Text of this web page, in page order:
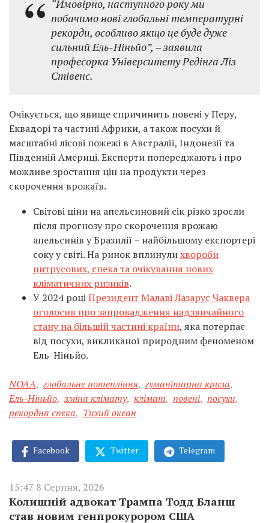
“Ймовірно, наступного року ми
побачимо нові глобальні температурні
рекорди, особливо якщо це буде дуже
сильний Ель-Ніньйо”, – заявила
професорка Університету Редінга Ліз
Стівенс.
Очікується, що явище спричинить повені у Перу,
Еквадорі та частині Африки, а також посухи й
масштабні лісові пожежі в Австралії, Індонезії та
Південній Америці. Експерти попереджають і про
можливе зростання цін на продукти через
скорочення врожаїв.
Світові ціни на апельсиновий сік різко зросли
після прогнозу про скорочення врожаю
апельсинів у Бразилії – найбільшому експортері
соку у світі. На ринок вплинулихвороби
цитрусових, спека та очікування нових
кліматичних ризиків.
У 2024 роціПрезидент Малаві Лазарус Чаквера
оголосив про запровадження надзвичайного
стану на більшій частині країни, яка потерпає
від посухи, викликаної природним феноменом
Ель-Ніньйо.
NOAA, глобальне потепління, гуманітарна криза,
Ель-Ніньйо, зміна клімату, клімат, повені, посухи,
рекордна спека, Тихий океан
Facebook Twitter Telegram
15:47 8 Серпня, 2026
Колишній адвокат Трампа Тодд Бланш
став новим генпрокурором США